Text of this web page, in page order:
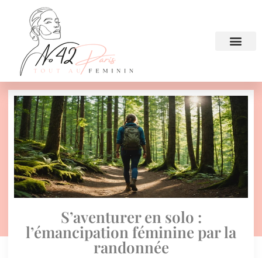
S’aventurer en solo :
l’émancipation féminine par la
randonnée